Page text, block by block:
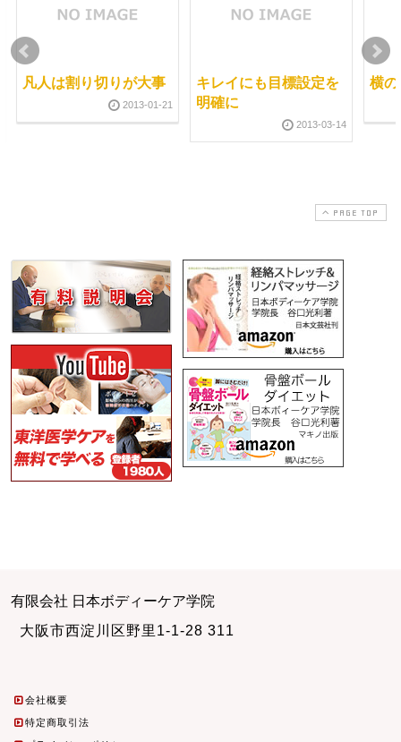
凡人は割り切りが大事
2013-01-21
キレイにも目標設定を
明確に
2013-03-14
横
PAGE TOP
有限会社 日本ボディーケア学院
大阪市西淀川区野里1-1-28 311
会社概要
特定商取引法